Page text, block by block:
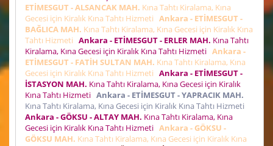
ETİMESGUT - ALSANCAK MAH. Kına Tahtı Kiralama, Kına
Gecesi için Kiralık Kına Tahtı Hizmeti Ankara - ETİMESGUT -
BAĞLICA MAH. Kına Tahtı Kiralama, Kına Gecesi için Kiralık Kına
Tahtı Hizmeti Ankara - ETİMESGUT - ERLER MAH. Kına Tahtı
Kiralama, Kına Gecesi için Kiralık Kına Tahtı Hizmeti Ankara -
ETİMESGUT - FATİH SULTAN MAH. Kına Tahtı Kiralama, Kına
Gecesi için Kiralık Kına Tahtı Hizmeti Ankara - ETİMESGUT -
İSTASYON MAH. Kına Tahtı Kiralama, Kına Gecesi için Kiralık
Kına Tahtı Hizmeti Ankara - ETİMESGUT - YAPRACIK MAH.
Kına Tahtı Kiralama, Kına Gecesi için Kiralık Kına Tahtı Hizmeti
Ankara - GÖKSU - ALTAY MAH. Kına Tahtı Kiralama, Kına
Gecesi için Kiralık Kına Tahtı Hizmeti Ankara - GÖKSU -
GÖKSU MAH. Kına Tahtı Kiralama, Kına Gecesi için Kiralık Kına